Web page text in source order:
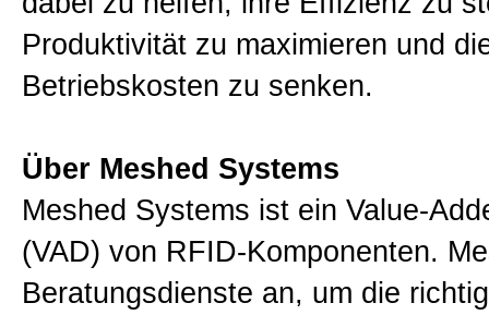
Produktivität zu maximieren und
Betriebskosten zu senken.
Über Meshed Systems
Meshed Systems ist ein Value-
(VAD) von RFID-Komponenten.
Beratungsdienste an, um die